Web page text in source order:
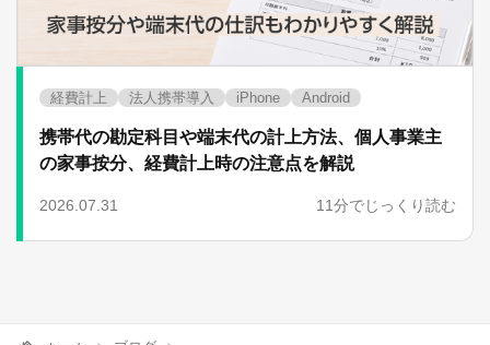
経費計上 法人携帯導入 iPhone Android
携帯代の勘定科目や端末代の計上方法、個人事業主
の家事按分、経費計上時の注意点を解説
2026.07.31 11分でじっくり読む